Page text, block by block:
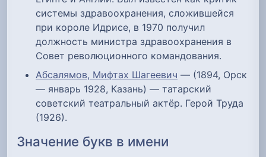
системы здравоохранения, сложившейся
при короле Идрисе, в 1970 получил
должность министра здравоохранения в
Совет революционного командования.
Абсалямов, Мифтах Шагеевич — (1894, Орск
— январь 1928, Казань) — татарский
советский театральный актёр. Герой Труда
(1926).
Значение букв в имени